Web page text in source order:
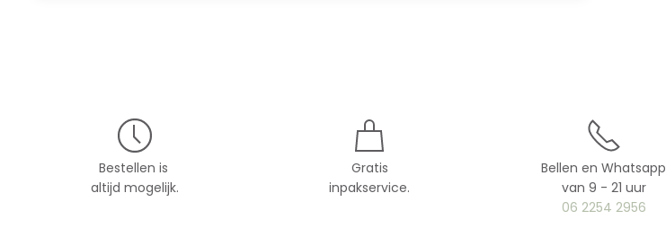
Bestellen is
altijd mogelijk.
Gratis
inpakservice.
Bellen en Whatsapp
van 9 - 21 uur
06 2254 2956